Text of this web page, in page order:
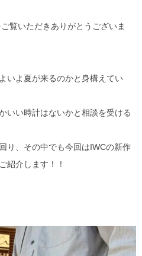
覧いただきありがとうございま
いよ夏が来るのかと身構えてい
いい時計はないかと相談を受ける
り、その中でも今回はIWCの新作
紹介します！！